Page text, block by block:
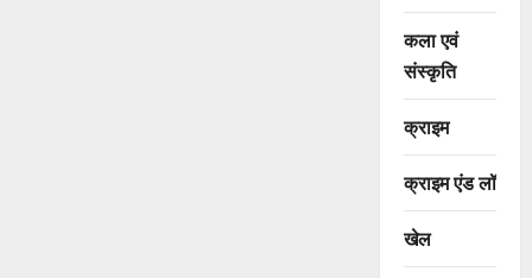
कला एवं
संस्कृति
क्राइम
क्राइम एंड लॉ
खेल